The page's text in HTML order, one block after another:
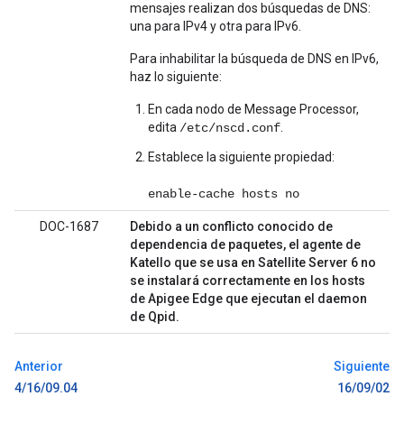
mensajes realizan dos búsquedas de DNS:
una para IPv4 y otra para IPv6.
Para inhabilitar la búsqueda de DNS en IPv6,
haz lo siguiente:
En cada nodo de Message Processor,
edita /etc/nscd.conf
Establece la siguiente propiedad:
enable-cache hosts no
DOC-1687
Debido a un conflicto conocido de
dependencia de paquetes, el agente de
Katello que se usa en Satellite Server 6 no
se instalará correctamente en los hosts
de Apigee Edge que ejecutan el daemon
de Qpid.
Anterior
4/16/09.04
Siguiente
16/09/02